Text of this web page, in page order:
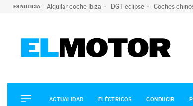
ES NOTICIA: Alquilar coche Ibiza DGT eclipse Coches
ELÉCTRICOS
CONDUCIR
ACTUALIDAD ELÉCTRICOS CONDUCIR